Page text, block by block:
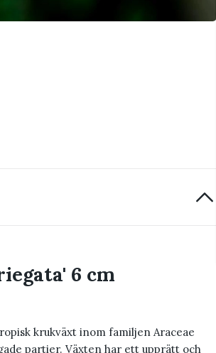
6 cm
krukväxt inom familjen Araceae
partier. Växten har ett upprätt och